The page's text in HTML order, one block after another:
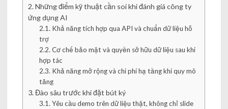
Những điểm kỹ thuật cần soi khi đánh giá công ty
ứng dụng AI
Khả năng tích hợp qua API và chuẩn dữ liệu hỗ
trợ
Cơ chế bảo mật và quyền sở hữu dữ liệu sau khi
hợp tác
Khả năng mở rộng và chi phí hạ tầng khi quy mô
tăng
Đào sâu trước khi đặt bút ký
Yêu cầu demo trên dữ liệu thật, không chỉ slide